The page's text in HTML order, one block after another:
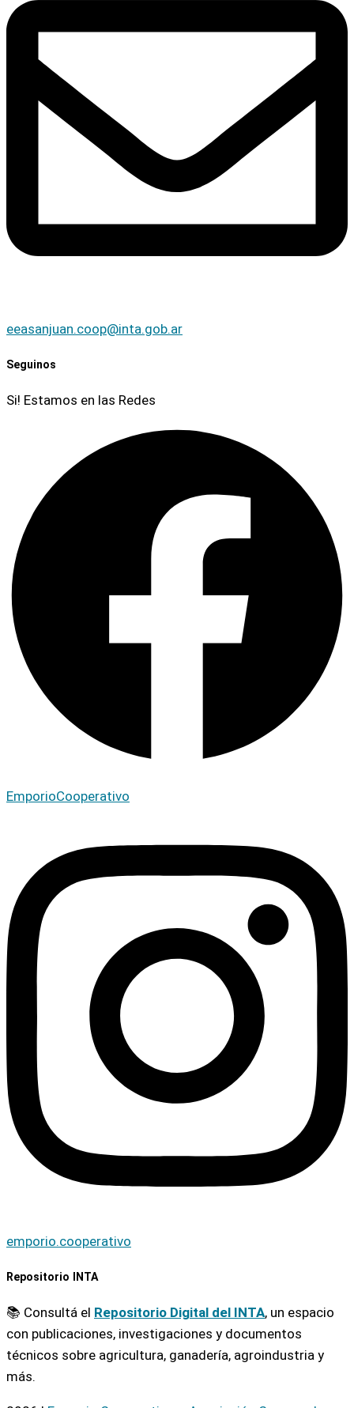
eeasanjuan.coop@inta.gob.ar
Seguinos
Si! Estamos en las Redes
EmporioCooperativo
emporio.cooperativo
Repositorio INTA
📚 Consultá el Repositorio Digital del INTA, un espacio
con publicaciones, investigaciones y documentos
técnicos sobre agricultura, ganadería, agroindustria y
más.